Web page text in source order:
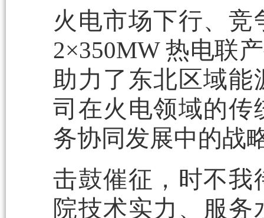
火电市场下行、
2×350MW 热电联
助力了东北区域能
司在火电领域的传
务协同发展中的战
击鼓催征，时不我
院技术实力、服